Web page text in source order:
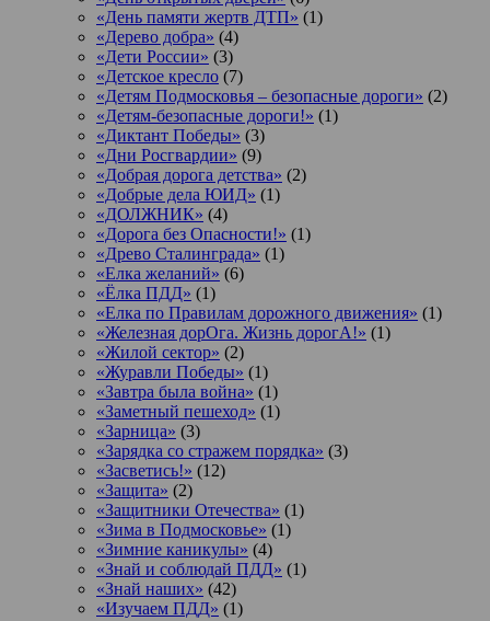
«День памяти жертв ДТП» (1)
«Дерево добра» (4)
«Дети России» (3)
«Детское кресло (7)
«Детям Подмосковья – безопасные дороги» (2)
«Детям-безопасные дороги!» (1)
«Диктант Победы» (3)
«Дни Росгвардии» (9)
«Добрая дорога детства» (2)
«Добрые дела ЮИД» (1)
«ДОЛЖНИК» (4)
«Дорога без Опасности!» (1)
«Древо Сталинграда» (1)
«Елка желаний» (6)
«Ёлка ПДД» (1)
«Елка по Правилам дорожного движения» (1)
«Железная дорОга. Жизнь дорогА!» (1)
«Жилой сектор» (2)
«Журавли Победы» (1)
«Завтра была война» (1)
«Заметный пешеход» (1)
«Зарница» (3)
«Зарядка со стражем порядка» (3)
«Засветись!» (12)
«Защита» (2)
«Защитники Отечества» (1)
«Зима в Подмосковье» (1)
«Зимние каникулы» (4)
«Знай и соблюдай ПДД» (1)
«Знай наших» (42)
«Изучаем ПДД» (1)